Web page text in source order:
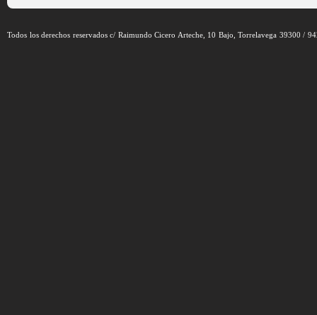
Todos los derechos reservados c/ Raimundo Cicero Arteche, 10 Bajo, Torrelavega 39300 /